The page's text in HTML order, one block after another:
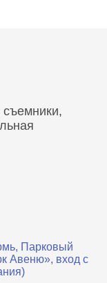
Парковый
Авеню», вход с